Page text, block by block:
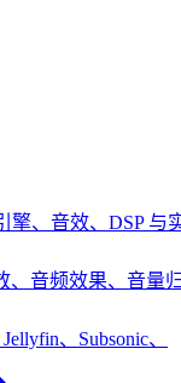
擎、音效、DSP 与
、音频效果、音量
、Subsonic、